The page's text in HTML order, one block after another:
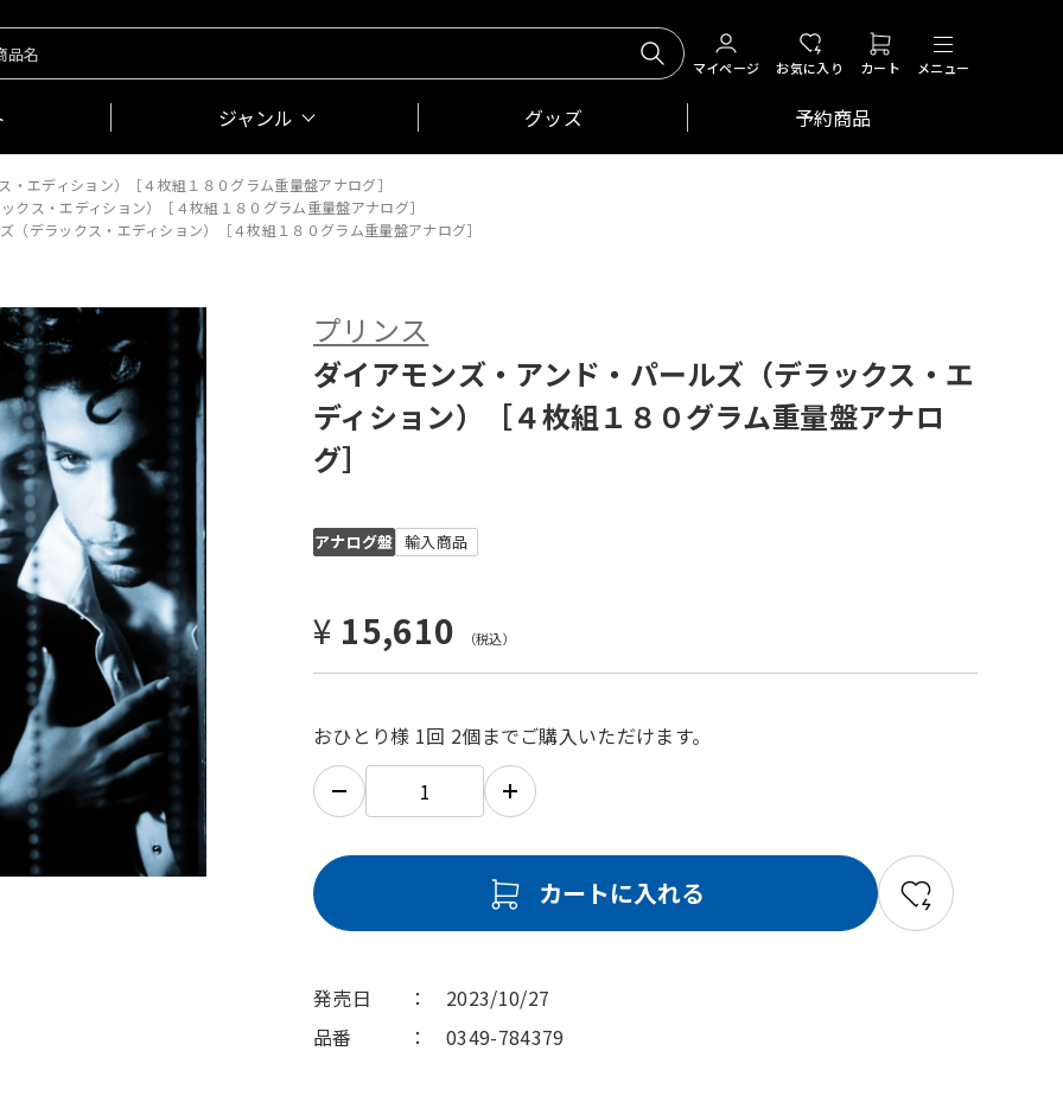
マイページ お気に入り カート メニュー
ジャンル グッズ 予約商品
エディション）［４枚組１８０グラム重量盤アナログ］
クス・エディション）［４枚組１８０グラム重量盤アナログ］
（デラックス・エディション）［４枚組１８０グラム重量盤アナログ］
プリンス
ダイアモンズ・アンド・パールズ（デラックス・エ
ディション）［４枚組１８０グラム重量盤アナロ
グ］
アナログ盤 輸入商品
¥ 15,610
おひとり様 1回 2個までご購入いただけます。
発売日
2023/10/27
品番
0349-784379
カートに入れる